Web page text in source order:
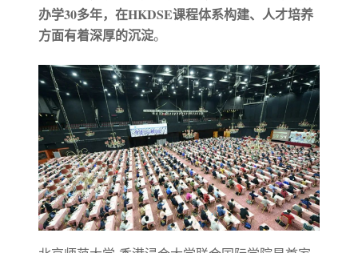
办学30多年，在HKDSE课程体系构建、人才培养
方面有着深厚的沉淀。